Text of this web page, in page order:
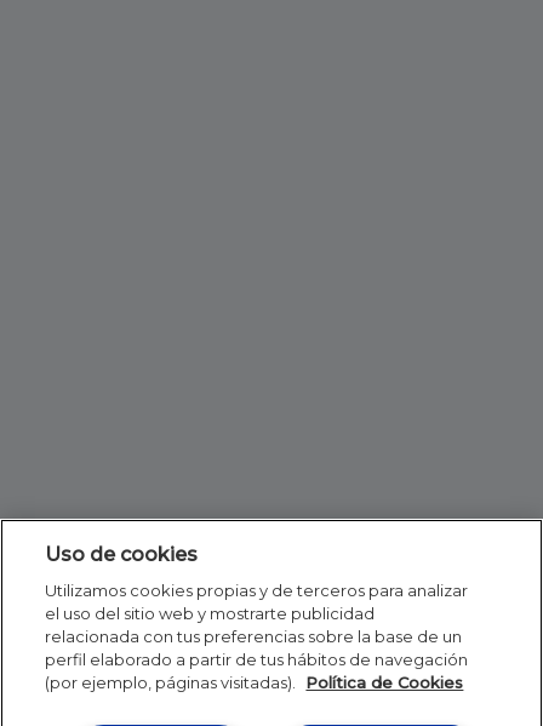
Uso de cookies
Utilizamos cookies propias y de terceros para analizar
el uso del sitio web y mostrarte publicidad
relacionada con tus preferencias sobre la base de un
perfil elaborado a partir de tus hábitos de navegación
(por ejemplo, páginas visitadas).
Política de Cookies